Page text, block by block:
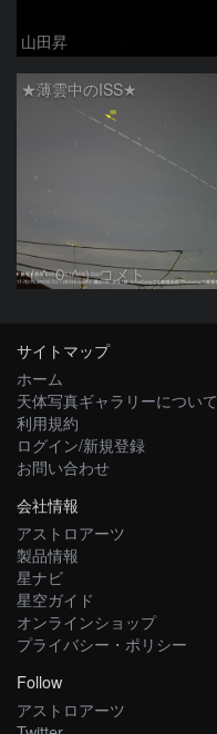
山田昇
★薄雲中のISS★
（＾０＾）コメト
サイトマップ
ホーム
天体写真ギャラリーについて
利用規約
ログイン/新規登録
お問い合わせ
会社情報
アストロアーツ
製品情報
星ナビ
星空ガイド
オンラインショップ
プライバシー・ポリシー
Follow
アストロアーツ